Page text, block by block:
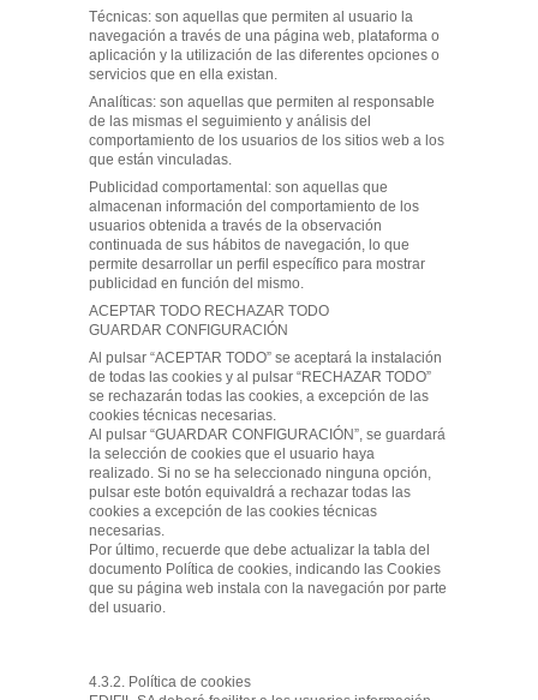
Técnicas: son aquellas que permiten al usuario la
navegación a través de una página web, plataforma o
aplicación y la utilización de las diferentes opciones o
servicios que en ella existan.
Analíticas: son aquellas que permiten al responsable
de las mismas el seguimiento y análisis del
comportamiento de los usuarios de los sitios web a los
que están vinculadas.
Publicidad comportamental: son aquellas que
almacenan información del comportamiento de los
usuarios obtenida a través de la observación
continuada de sus hábitos de navegación, lo que
permite desarrollar un perfil específico para mostrar
publicidad en función del mismo.
ACEPTAR TODO RECHAZAR TODO
GUARDAR CONFIGURACIÓN
Al pulsar “ACEPTAR TODO” se aceptará la instalación
de todas las cookies y al pulsar “RECHAZAR TODO”
se rechazarán todas las cookies, a excepción de las
cookies técnicas necesarias.
Al pulsar “GUARDAR CONFIGURACIÓN”, se guardará
la selección de cookies que el usuario haya
realizado. Si no se ha seleccionado ninguna opción,
pulsar este botón equivaldrá a rechazar todas las
cookies a excepción de las cookies técnicas
necesarias.
Por último, recuerde que debe actualizar la tabla del
documento Política de cookies, indicando las Cookies
que su página web instala con la navegación por parte
del usuario.
4.3.2. Política de cookies